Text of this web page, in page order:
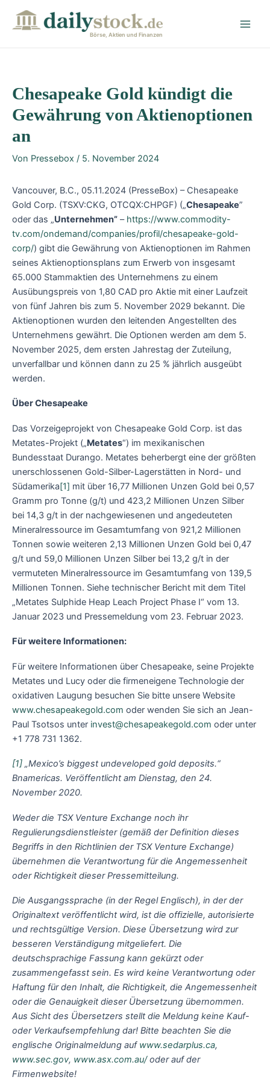
Börse, Aktien und Finanzen
Chesapeake Gold kündigt die
Gewährung von Aktienoptionen
an
Von Pressebox / 5. November 2024
Vancouver, B.C., 05.11.2024 (PresseBox) – Chesapeake
Gold Corp. (TSXV:CKG, OTCQX:CHPGF) („Chesapeake”
oder das „Unternehmen” – https://www.commodity-
tv.com/ondemand/companies/profil/chesapeake-gold-
corp/) gibt die Gewährung von Aktienoptionen im Rahmen
seines Aktienoptionsplans zum Erwerb von insgesamt
65.000 Stammaktien des Unternehmens zu einem
Ausübungspreis von 1,80 CAD pro Aktie mit einer Laufzeit
von fünf Jahren bis zum 5. November 2029 bekannt. Die
Aktienoptionen wurden den leitenden Angestellten des
Unternehmens gewährt. Die Optionen werden am dem 5.
November 2025, dem ersten Jahrestag der Zuteilung,
unverfallbar und können dann zu 25 % jährlich ausgeübt
werden.
Über Chesapeake
Das Vorzeigeprojekt von Chesapeake Gold Corp. ist das
Metates-Projekt („Metates“) im mexikanischen
Bundesstaat Durango. Metates beherbergt eine der größten
unerschlossenen Gold-Silber-Lagerstätten in Nord- und
Südamerika[1] mit über 16,77 Millionen Unzen Gold bei 0,57
Gramm pro Tonne (g/t) und 423,2 Millionen Unzen Silber
bei 14,3 g/t in der nachgewiesenen und angedeuteten
Mineralressource im Gesamtumfang von 921,2 Millionen
Tonnen sowie weiteren 2,13 Millionen Unzen Gold bei 0,47
g/t und 59,0 Millionen Unzen Silber bei 13,2 g/t in der
vermuteten Mineralressource im Gesamtumfang von 139,5
Millionen Tonnen. Siehe technischer Bericht mit dem Titel
„Metates Sulphide Heap Leach Project Phase I“ vom 13.
Januar 2023 und Pressemeldung vom 23. Februar 2023.
Für weitere Informationen:
Für weitere Informationen über Chesapeake, seine Projekte
Metates und Lucy oder die firmeneigene Technologie der
oxidativen Laugung besuchen Sie bitte unsere Website
www.chesapeakegold.com oder wenden Sie sich an Jean-
Paul Tsotsos unter invest@chesapeakegold.com oder unter
+1 778 731 1362.
[1] „Mexico’s biggest undeveloped gold deposits.“
Bnamericas. Veröffentlicht am Dienstag, den 24.
November 2020.
Weder die TSX Venture Exchange noch ihr
Regulierungsdienstleister (gemäß der Definition dieses
Begriffs in den Richtlinien der TSX Venture Exchange)
übernehmen die Verantwortung für die Angemessenheit
oder Richtigkeit dieser Pressemitteilung.
Die Ausgangssprache (in der Regel Englisch), in der der
Originaltext veröffentlicht wird, ist die offizielle, autorisierte
und rechtsgültige Version. Diese Übersetzung wird zur
besseren Verständigung mitgeliefert. Die
deutschsprachige Fassung kann gekürzt oder
zusammengefasst sein. Es wird keine Verantwortung oder
Haftung für den Inhalt, die Richtigkeit, die Angemessenheit
oder die Genauigkeit dieser Übersetzung übernommen.
Aus Sicht des Übersetzers stellt die Meldung keine Kauf-
oder Verkaufsempfehlung dar! Bitte beachten Sie die
englische Originalmeldung auf www.sedarplus.ca,
www.sec.gov, www.asx.com.au/oder auf der
Firmenwebsite!